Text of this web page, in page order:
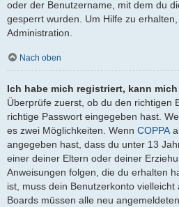
oder der Benutzername, mit dem du
gesperrt wurden. Um Hilfe zu
Administration.
Nach oben
Ich habe mich registriert, kann
Überprüfe zuerst, ob du den richtigen
richtige Passwort eingegeben hast.
es zwei Möglichkeiten. Wenn COPPA
angegeben hast, dass du unter 13
einer deiner Eltern oder deiner
Anweisungen folgen, die du erhalten
ist, muss dein Benutzerkonto
Boards müssen alle neu